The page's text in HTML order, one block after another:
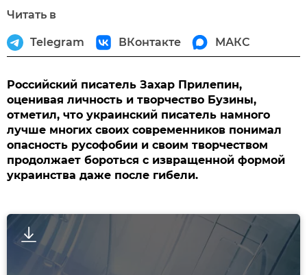
Читать в
Telegram ВКонтакте МАКС
Российский писатель Захар Прилепин,
оценивая личность и творчество Бузины,
отметил, что украинский писатель намного
лучше многих своих современников понимал
опасность русофобии и своим творчеством
продолжает бороться с извращенной формой
украинства даже после гибели.